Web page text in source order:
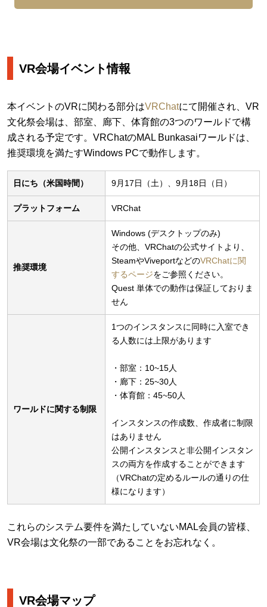
VR会場イベント情報
本イベントのVRに関わる部分はVRChatにて開催され、VR
文化祭会場は、部室、廊下、体育館の3つのワールドで構
成される予定です。VRChatのMAL Bunkasaiワールドは、
推奨環境を満たすWindows PCで動作します。
日にち（米国時間） 9月17日（土）、9月18日（日）
プラットフォーム VRChat
推奨環境
Windows (デスクトップのみ)
その他、VRChatの公式サイトより、
SteamやViveportなどのVRChatに関
するページをご参照ください。
Quest 単体での動作は保証しておりま
せん
ワールドに関する制限
1つのインスタンスに同時に入室でき
る人数には上限があります
・部室：10~15人
・廊下：25~30人
・体育館：45~50人
インスタンスの作成数、作成者に制限
はありません
公開インスタンスと非公開インスタン
スの両方を作成することができます
（VRChatの定めるルールの通りの仕
様になります）
これらのシステム要件を満たしていないMAL会員の皆様、
VR会場は文化祭の一部であることをお忘れなく。
VR会場マップ